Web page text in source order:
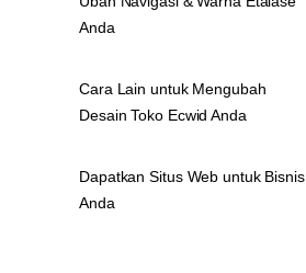
Anda
Cara Lain untuk Mengubah
Desain Toko Ecwid Anda
Dapatkan Situs Web untuk Bisnis
Anda